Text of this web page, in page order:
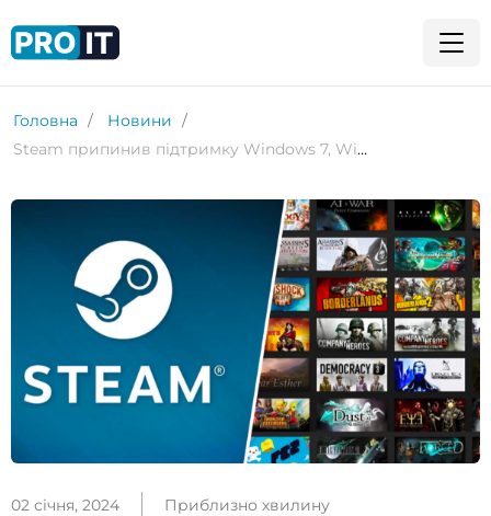
Головна
Новини
Steam припинив підтримку Windows 7, Windows 8 і Windows 8.1
02 січня, 2024 Приблизно хвилину